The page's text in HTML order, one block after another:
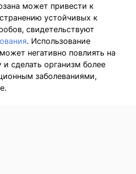
может привести к
устойчивых к
свидетельствуют
. Использование
негативно повлиять на
сделать организм более
заболеваниями,